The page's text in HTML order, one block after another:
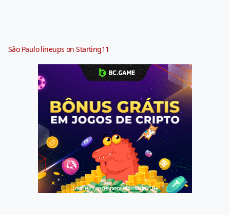
São Paulo lineups on Starting11
Jogue com responsabilidade. 18+